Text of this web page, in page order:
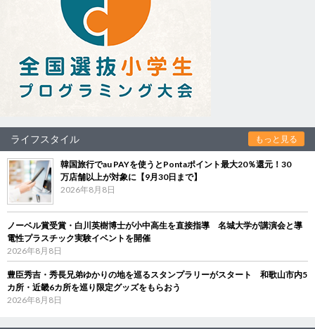
ライフスタイル もっと見る
韓国旅行でau PAYを使うとPontaポイント最大20％還元！30
万店舗以上が対象に【9月30日まで】
2026年8月8日
ノーベル賞受賞・白川英樹博士が小中高生を直接指導 名城大学が講演会と導
電性プラスチック実験イベントを開催
2026年8月8日
豊臣秀吉・秀長兄弟ゆかりの地を巡るスタンプラリーがスタート 和歌山市内5
カ所・近畿6カ所を巡り限定グッズをもらおう
2026年8月8日